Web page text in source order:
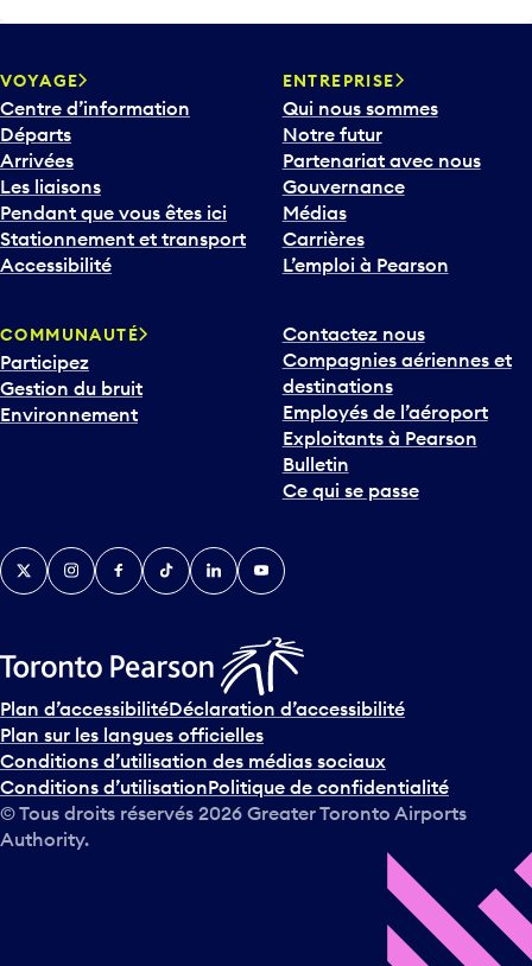
VOYAGE
Centre d’information
Départs
Arrivées
Les liaisons
Pendant que vous êtes ici
Stationnement et transport
Accessibilité
ENTREPRISE
Qui nous sommes
Notre futur
Partenariat avec nous
Gouvernance
Médias
Carrières
L’emploi à Pearson
COMMUNAUTÉ
Participez
Gestion du bruit
Environnement
Contactez nous
Compagnies aériennes et
destinations
Employés de l’aéroport
Exploitants à Pearson
Bulletin
Ce qui se passe
TwitterInstagramFacebook
TikTokLinkedInYouTube
Plan d’accessibilitéDéclaration d’accessibilité
Plan sur les langues officielles
Conditions d’utilisation des médias sociaux
Conditions d’utilisationPolitique de confidentialité
© Tous droits réservés 2026 Greater Toronto Airports
Authority.